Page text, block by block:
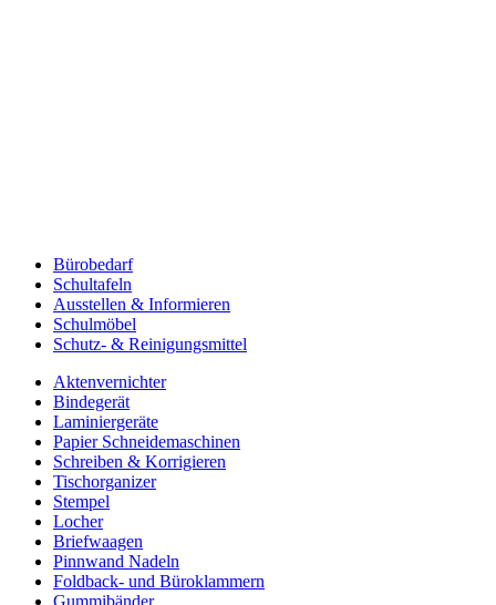
Bürobedarf
Schultafeln
Ausstellen & Informieren
Schulmöbel
Schutz- & Reinigungsmittel
Aktenvernichter
Bindegerät
Laminiergeräte
Papier Schneidemaschinen
Schreiben & Korrigieren
Tischorganizer
Stempel
Locher
Briefwaagen
Pinnwand Nadeln
Foldback- und Büroklammern
Gummibänder